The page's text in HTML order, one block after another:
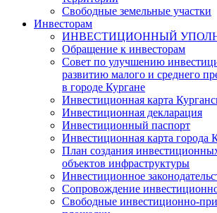
Свободные земельные участки
Инвесторам
ИНВЕСТИЦИОННЫЙ
Обращение к инвесторам
Совет по улучшению
развитию малого и среднего
в городе Кургане
Инвестиционная карта
Инвестиционная декларация
Инвестиционный паспорт
Инвестиционная карта города
План создания
объектов инфраструктуры
Инвестиционное
Сопровождение
Свободные инвестиционно-